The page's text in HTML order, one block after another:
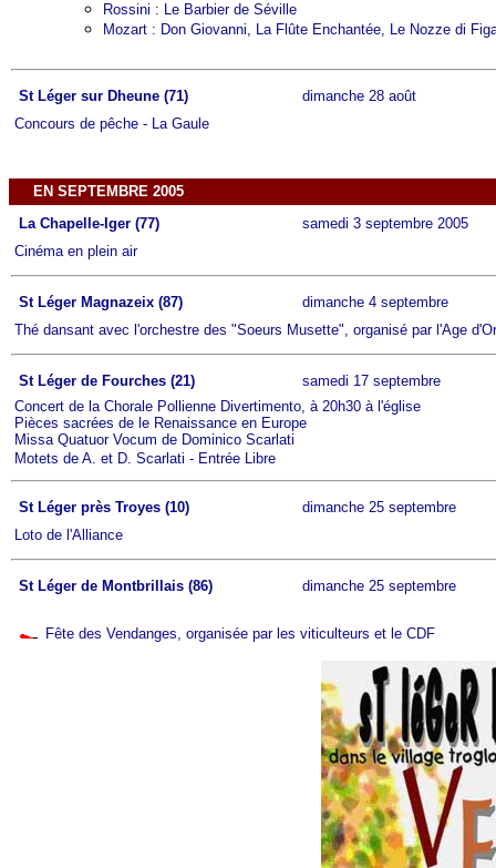
Rossini : Le Barbier de Séville
Mozart : Don Giovanni, La Flûte Enchantée, Le Nozze di
St Léger sur Dheune (71)
dimanche 28 août
Concours de pêche - La Gaule
EN SEPTEMBRE 2005
La Chapelle-Iger (77)
samedi 3 septembre 2005
Cinéma en plein air
St Léger Magnazeix (87)
dimanche 4 septembre
Thé dansant avec l'orchestre des "Soeurs Musette", organisé par l'Age d'Or
St Léger de Fourches (21)
samedi 17 septembre
Concert de la Chorale Pollienne Divertimento, à 20h30 à l'église
Pièces sacrées de le Renaissance en Europe
Missa Quatuor Vocum de Dominico Scarlati
Motets de A. et D. Scarlati - Entrée Libre
St Léger près Troyes (10)
dimanche 25 septembre
Loto de l'Alliance
St Léger de Montbrillais (86) dimanche 25 septembre
Fête des Vendanges, organisée par les viticulteurs et le CDF